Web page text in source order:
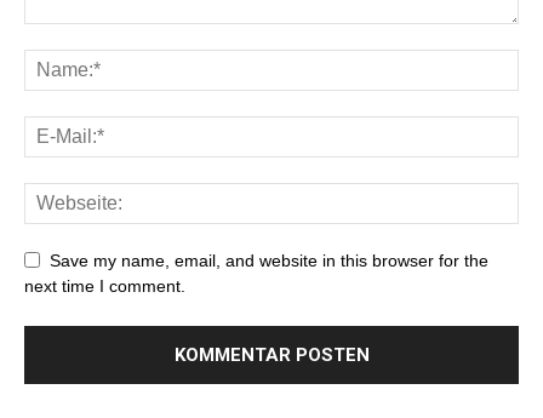
Save my name, email, and website in this browser for the
next time I comment.